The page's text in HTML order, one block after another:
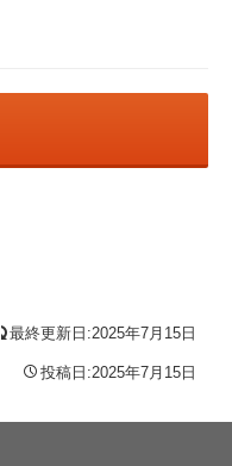
最終更新日:2025年7月15日
投稿日:2025年7月15日